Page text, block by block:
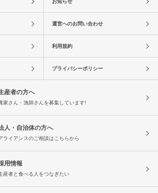
運営へのお問い合わせ
利用規約
プライバシーポリシー
産者の方へ
家さん・漁師さんを募集しています!
人・自治体の方へ
ライアンスのご相談はこちらから
用情報
産者と食べる人をつなぎたい